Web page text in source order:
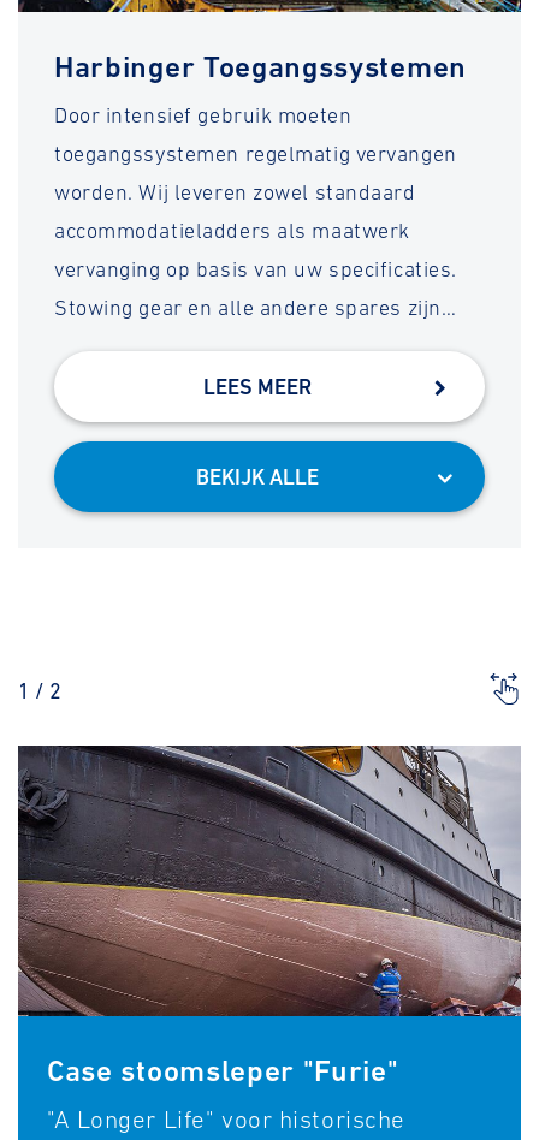
Harbinger Toegangssystemen
Door intensief gebruik moeten
toegangssystemen regelmatig vervangen
worden. Wij leveren zowel standaard
accommodatieladders als maatwerk
vervanging op basis van uw specificaties.
Stowing gear en alle andere spares zijn…
BEKIJK ALLE
LEES MEER
1 / 2
Case stoomsleper "Furie"
"A Longer Life" voor historische